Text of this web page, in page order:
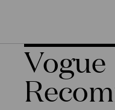
Vogue